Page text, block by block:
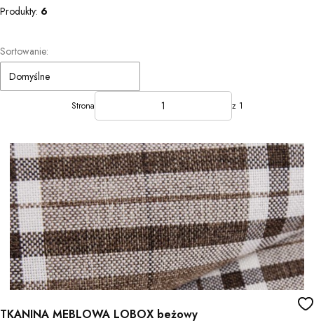
Produkty: 6
Lista produktów
Sortowanie:
Domyślne
Strona z 1
TKANINA MEBLOWA LOBOX beżowy